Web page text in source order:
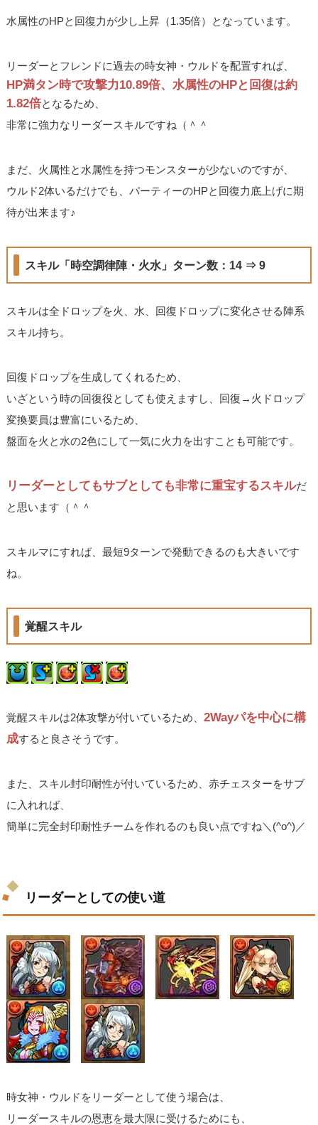
水属性のHPと回復力が少し上昇（1.35倍）となっています。
リーダーとフレンドに過去の時女神・ウルドを配置すれば、
HP満タン時で攻撃力10.89倍、水属性のHPと回復は約
1.82倍となるため、
非常に強力なリーダースキルですね（＾＾
まだ、火属性と水属性を持つモンスターが少ないのですが、
ウルド2体いるだけでも、パーティーのHPと回復力底上げに期
待が出来ます♪
スキル「時空調律陣・火水」ターン数：14 ⇒ 9
スキルは全ドロップを火、水、回復ドロップに変化させる陣系
スキル持ち。
回復ドロップを生成してくれるため、
いざという時の回復役としても使えますし、回復→火ドロップ
変換要員は豊富にいるため、
盤面を火と水の2色にして一気に火力を出すことも可能です。
リーダーとしてもサブとしても非常に重宝するスキルだ
と思います（＾＾
スキルマにすれば、最短9ターンで発動できるのも大きいです
ね。
覚醒スキル
覚醒スキルは2体攻撃が付いているため、2Wayパを中心に構
成すると良さそうです。
また、スキル封印耐性が付いているため、赤チェスターをサブ
に入れれば、
簡単に完全封印耐性チームを作れるのも良い点ですね＼(^o^)／
リーダーとしての使い道
時女神・ウルドをリーダーとして使う場合は、
リーダースキルの恩恵を最大限に受けるためにも、